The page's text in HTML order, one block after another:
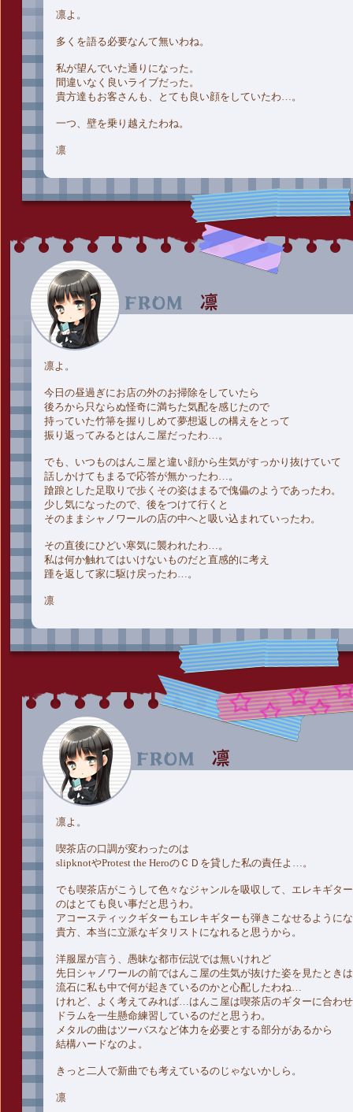
凛よ。
多くを語る必要なんて無いわね。
私が望んでいた通りになった。
間違いなく良いライブだった。
貴方達もお客さんも、とても良い顔をしていたわ…。
一つ、壁を乗り越えたわね。
凛
凛よ。
今日の昼過ぎにお店の外のお掃除をしていたら
後ろから只ならぬ怪奇に満ちた気配を感じたので
持っていた竹箒を握りしめて夢想返しの構えをとって
振り返ってみるとはんこ屋だったわ…。
でも、いつものはんこ屋と違い顔から生気がすっかり抜けていて
話しかけてもまるで応答が無かったわ…。
蹌踉とした足取りで歩くその姿はまるで傀儡のようであったわ。
少し気になったので、後をつけて行くと
そのままシャノワールの店の中へと吸い込まれていったわ。
その直後にひどい寒気に襲われたわ…。
私は何か触れてはいけないものだと直感的に考え
踵を返して家に駆け戻ったわ…。
凛
凛よ。
喫茶店の口調が変わったのは
slipknotやProtest the HeroのＣＤを貸した私の責任よ…。
でも喫茶店がこうして色々なジャンルを吸収して、エレキギタ
のはとても良い事だと思うわ。
アコースティックギターもエレキギターも弾きこなせるように
貴方、本当に立派なギタリストになれると思うから。
洋服屋が言う、愚昧な都市伝説では無いけれど
先日シャノワールの前ではんこ屋の生気が抜けた姿を見たときは
流石に私も中で何が起きているのかと心配したわね…
けれど、よく考えてみれば…はんこ屋は喫茶店のギターに合わ
ドラムを一生懸命練習しているのだと思うわ。
メタルの曲はツーバスなど体力を必要とする部分があるから
結構ハードなのよ。
きっと二人で新曲でも考えているのじゃないかしら。
凛